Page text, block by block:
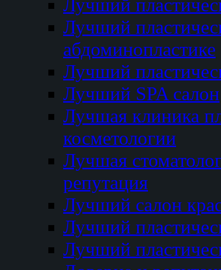
Лучший
Лучший
абдоминопластике
Лучший
Лучший SPA салон
Лучшая клиника
косметологии
Лучшая
репутация
Лучший салон
Лучший
Лучший